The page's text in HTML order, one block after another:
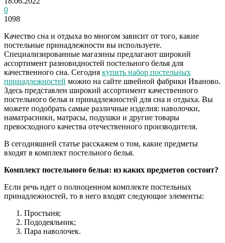
0
1098
Качество сна и отдыха во многом зависит от того, какие
постельные принадлежности вы используете.
Специализированные магазины предлагают широкий
ассортимент разновидностей постельного белья для
качественного сна. Сегодня купить набор постельных
принадлежностей можно на сайте швейной фабрики Иваново.
Здесь представлен широкий ассортимент качественного
постельного белья и принадлежностей для сна и отдыха. Вы
можете подобрать самые различные изделия: наволочки,
наматрасники, матрасы, подушки и другие товары
превосходного качества отечественного производителя.
В сегодняшней статье расскажем о том, какие предметы
входят в комплект постельного белья.
Комплект постельного белья: из каких предметов состоит?
Если речь идет о полноценном комплекте постельных
принадлежностей, то в него входят следующие элементы:
Простыня;
Пододеяльник;
Пара наволочек.